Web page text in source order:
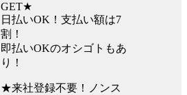
GET★
日払いOK！支払い額は7
割！
即払いOKのオシゴトもあ
り！
★来社登録不要！ノンス